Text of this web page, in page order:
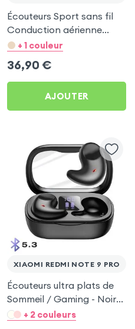
Écouteurs Sport sans fil
Conduction aérienne
Swissten Run Noir pour
+ 1 couleur
36,90 €
AJOUTER
XIAOMI REDMI NOTE 9 PRO
Écouteurs ultra plats de
Sommeil / Gaming - Noir
pour Xiaomi Redmi Note 9
+ 2 couleurs